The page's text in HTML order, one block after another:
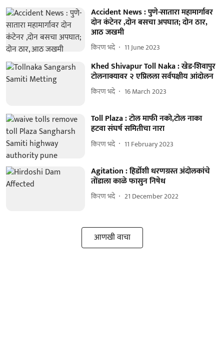
Accident News : पुणे-सातारा महामार्गावर
दोन कंटेनर ,दोन बसचा अपघात; दोन ठार,
आठ जखमी
किरण भदे 11 June 2023
Khed Shivapur Toll Naka : खेड-शिवापुर
टोलनाक्यावर २ एप्रिलला सर्वपक्षीय आंदोलन
किरण भदे 16 March 2023
Toll Plaza : टोल माफी नको,टोल नाका
हटवा संघर्ष समितीचा नारा
किरण भदे 11 February 2023
Agitation : हिर्डोशी धरणग्रस्त अंदोलकांचे
तोंडाला काळे फासुन निषेध
किरण भदे 21 December 2022
आणखी वाचा